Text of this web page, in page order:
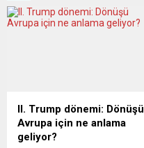
II. Trump dönemi: Dönüşü
Avrupa için ne anlama
geliyor?